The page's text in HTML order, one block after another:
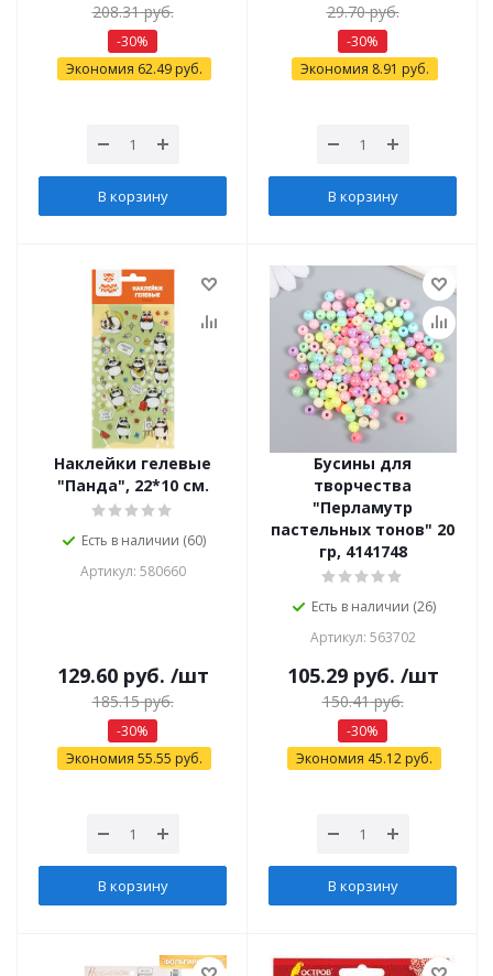
208.31руб.
-30%
Экономия 62.49 руб.
В корзину
29.70руб.
-30%
Экономия 8.91 руб.
В корзину
Наклейки гелевые
"Панда", 22*10 см.
Есть в наличии (60)
Артикул: 580660
129.60руб. /шт
185.15руб.
-30%
Экономия 55.55 руб.
В корзину
Бусины для
творчества
"Перламутр
пастельных тонов" 20
гр, 4141748
Есть в наличии (26)
Артикул: 563702
105.29руб. /шт
150.41руб.
-30%
Экономия 45.12 руб.
В корзину